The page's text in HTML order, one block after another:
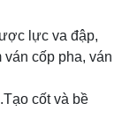
lực va đập,
cốp pha, ván
cốt và bề